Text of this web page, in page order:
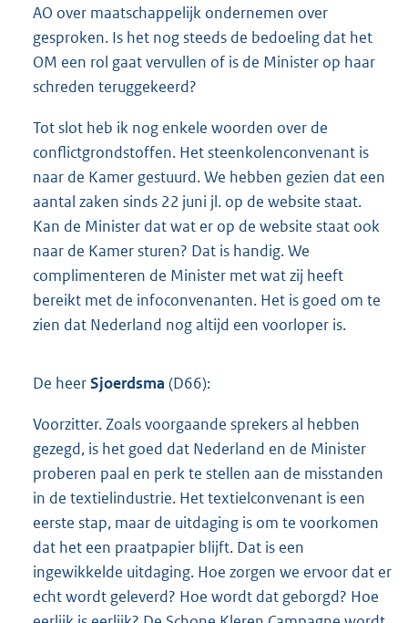
AO over maatschappelijk ondernemen over
gesproken. Is het nog steeds de bedoeling dat het
OM een rol gaat vervullen of is de Minister op haar
schreden teruggekeerd?
Tot slot heb ik nog enkele woorden over de
conflictgrondstoffen. Het steenkolenconvenant is
naar de Kamer gestuurd. We hebben gezien dat een
aantal zaken sinds 22 juni jl. op de website staat.
Kan de Minister dat wat er op de website staat ook
naar de Kamer sturen? Dat is handig. We
complimenteren de Minister met wat zij heeft
bereikt met de infoconvenanten. Het is goed om te
zien dat Nederland nog altijd een voorloper is.
De heerSjoerdsma (D66):
Voorzitter. Zoals voorgaande sprekers al hebben
gezegd, is het goed dat Nederland en de Minister
proberen paal en perk te stellen aan de misstanden
in de textielindustrie. Het textielconvenant is een
eerste stap, maar de uitdaging is om te voorkomen
dat het een praatpapier blijft. Dat is een
ingewikkelde uitdaging. Hoe zorgen we ervoor dat er
echt wordt geleverd? Hoe wordt dat geborgd? Hoe